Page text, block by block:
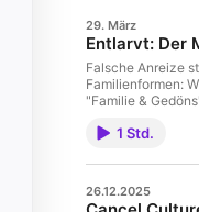
29. März
Entlarvt: Der
Falsche Anreize
Familienformen:
"Familie &
gesetzlichen
Trans-Fall in
die Folge mit
1 Std.
26.12.2025